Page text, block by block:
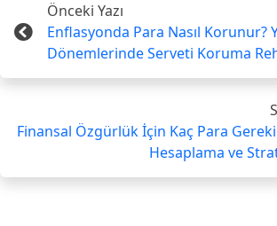
Önceki Yazı
Enflasyonda Para Nasıl Korunur?
Dönemlerinde Serveti Koruma
Finansal Özgürlük İçin Kaç Para
Hesaplama ve